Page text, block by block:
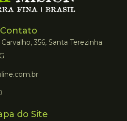
Contato
356, Santa Terezinha.
do Site